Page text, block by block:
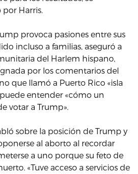
Harris.
provoca pasiones entre sus
incluso a familias, aseguró a
del Harlem hispano,
por los comentarios del
que llamó a Puerto Rico «isla
entender «cómo un
votar a Trump».
sobre la posición de Trump y
al aborto al recordar
a uno porque su feto de
«Tuve acceso a servicios de